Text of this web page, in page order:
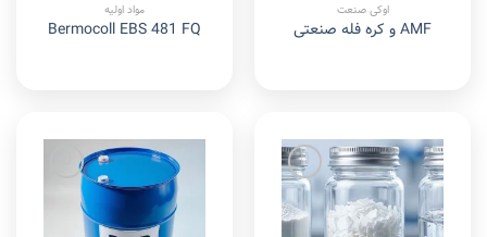
اوکی صنعت
AMF و کره فله صنعتی
مواد اولیه
Bermocoll EBS 481 FQ
Add to
wishlist